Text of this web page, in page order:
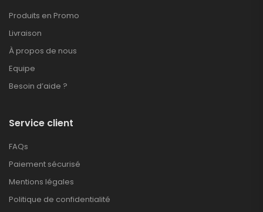
Produits en Promo
Livraison
À propos de nous
Equipe
Besoin d’aide ?
Service client
FAQs
Paiement sécurisé
Mentions légales
Politique de confidentialité